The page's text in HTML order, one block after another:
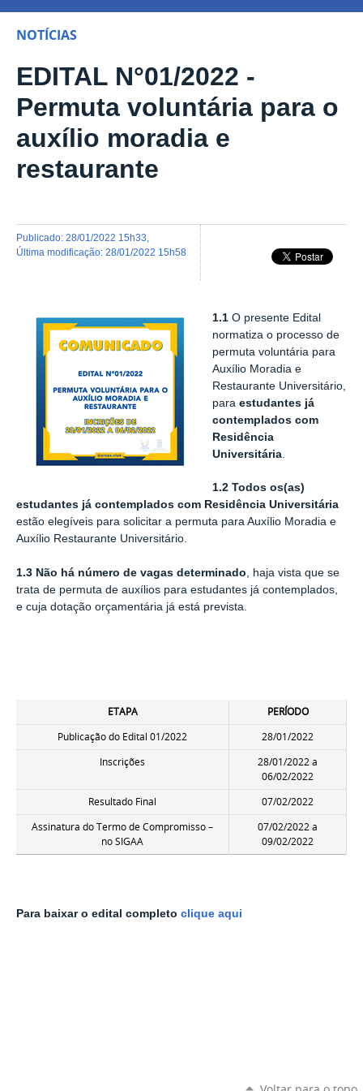
NOTÍCIAS
EDITAL N°01/2022 -
Permuta voluntária para o
auxílio moradia e
restaurante
publicado: 28/01/2022 15h33
última modificação: 28/01/2022 15h58
1.1 O presente Edital
normatiza o processo de
permuta voluntária para
Auxílio Moradia e
Restaurante Universitário,
paraestudantes já
contemplados com
Residência
Universitária
1.2 Todos os(as)
estudantes já contemplados com Residência Universitária
estão elegíveis para solicitar a permuta para Auxílio Moradia e
Auxílio Restaurante Universitário.
1.3 Não há número de vagas determinado, haja vista que se
trata de permuta de auxílios para estudantes já contemplados,
e cuja dotação orçamentária já está prevista.
ETAPA
PERÍODO
Publicação do Edital 01/2022
28/01/2022
Inscrições
28/01/2022 a
06/02/2022
Resultado Final
07/02/2022
Assinatura do Termo de Compromisso –
no SIGAA
07/02/2022 a
09/02/2022
Para baixar o edital completo clique aqui